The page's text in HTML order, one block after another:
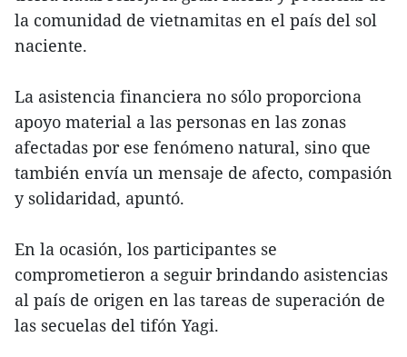
la comunidad de vietnamitas en el país del sol
naciente.
La asistencia financiera no sólo proporciona
apoyo material a las personas en las zonas
afectadas por ese fenómeno natural, sino que
también envía un mensaje de afecto, compasión
y solidaridad, apuntó.
En la ocasión, los participantes se
comprometieron a seguir brindando asistencias
al país de origen en las tareas de superación de
las secuelas del tifón Yagi.